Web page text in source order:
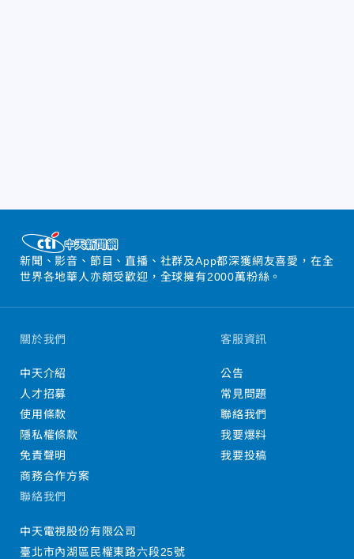
新聞、影音、節目、直播、社群及App都深獲網友喜愛，在全
世界各地華人亦頗受歡迎，全球擁有2000萬粉絲。
關於我們
中天介紹
人才招募
使用條款
隱私權條款
免責聲明
商務合作方案
客服資訊
公告
常見問題
聯絡我們
我要爆料
我要投稿
聯絡我們
中天電視股份有限公司
臺北市內湖區民權東路六段25號